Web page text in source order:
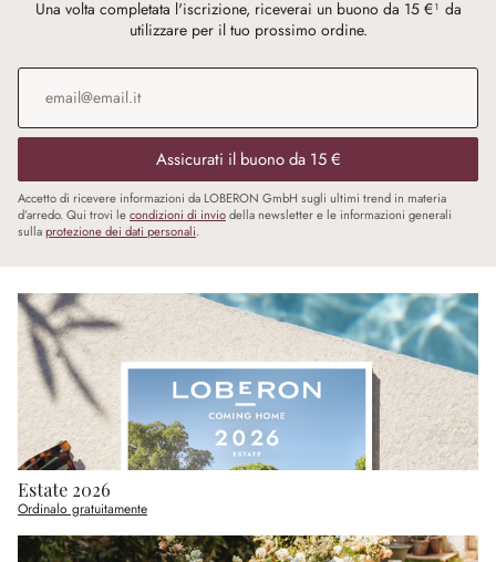
Una volta completata l'iscrizione, riceverai un buono da 15 €¹ da
utilizzare per il tuo prossimo ordine.
Indirizzo e-mail
Assicurati il buono da 15 €
Accetto di ricevere informazioni da LOBERON GmbH sugli ultimi trend in materia
d’arredo. Qui trovi lecondizioni di inviodella newsletter e le informazioni generali
sullaprotezione dei dati personali.
Estate 2026
Ordinalo gratuitamente